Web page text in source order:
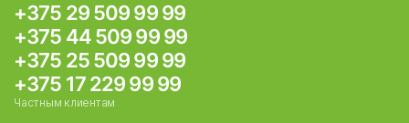
+375 29 509 99 99
+375 44 509 99 99
+375 25 509 99 99
+375 17 229 99 99
Частным клиентам